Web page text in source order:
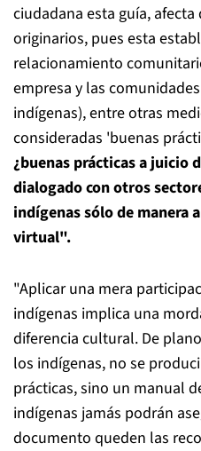
ciudadana esta guía,
originarios, pues esta
relacionamiento
empresa y las
indígenas), entre otras
consideradas 'buenas
¿buenas prácticas a juicio
dialogado con otros
indígenas sólo de manera
virtual".
"Aplicar una mera
indígenas implica una
diferencia cultural. De
los indígenas, no se
prácticas, sino un manual
indígenas jamás podrán
documento queden las